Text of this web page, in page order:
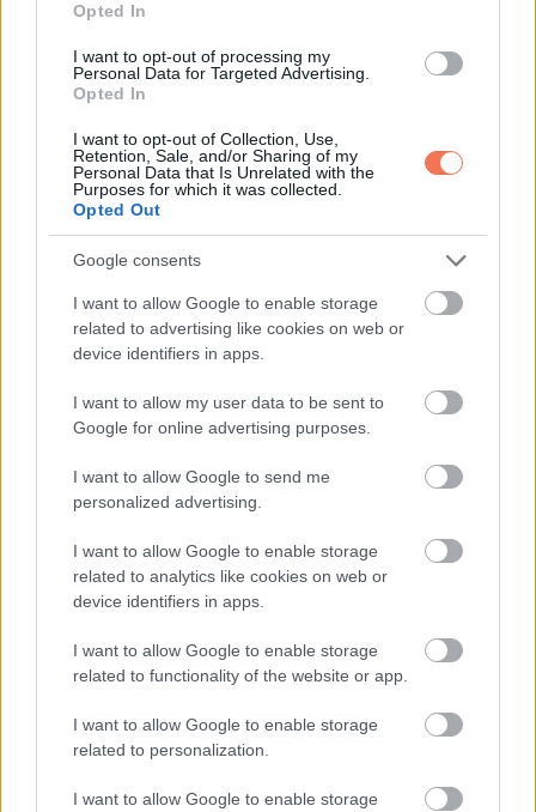
Opted In
I want to opt-out of processing my
Personal Data for Targeted Advertising.
Opted In
I want to opt-out of Collection, Use,
Retention, Sale, and/or Sharing of my
Personal Data that Is Unrelated with the
Purposes for which it was collected.
Opted Out
Google consents
I want to allow Google to enable storage
related to advertising like cookies on web or
device identifiers in apps.
I want to allow my user data to be sent to
Google for online advertising purposes.
I want to allow Google to send me
personalized advertising.
I want to allow Google to enable storage
related to analytics like cookies on web or
device identifiers in apps.
I want to allow Google to enable storage
related to functionality of the website or app.
I want to allow Google to enable storage
related to personalization.
I want to allow Google to enable storage
A bejelentés másik fontos eleme a Működő és Emberséges
Magyarországért Intézet, vagyis a MEMI felállítása. Radnai
hogy az intézet célja a társadalmi részvétel kereteinek
megszervezése lesz. A tervek szerint szociológusok,
kutatók és elemzők bevonásával alakítanák ki azt a
rendszert, amelyben a társadalmi egyeztetések
intézményesebb formát kaphatnak. Radnai Márk ezzel
kapcsolatban külön hangsúlyozta: „A MEMI politikailag
független intézmény lesz”.
A döntés így összességében arról szól, hogy Radnai Márk a
TISZA Szigetek közvetlen szervezése helyett a társadalmi
egyeztetések rendszerének kiépítésére helyezi át a
hangsúlyt. A magyarázat szerint erre azért van szükség,
mert a pártközösség működtetése és egy országos
részvételi rendszer felépítése nem ugyanaz a feladat, és
nem is lenne jó, ha ugyanahhoz a vezetőhöz kötődne. A
TISZA Szigetek új felelőst kaphatnak, Radnai Márk pedig a
MEMI és a részvételi rendszer kialakításán dolgozhat
tovább.